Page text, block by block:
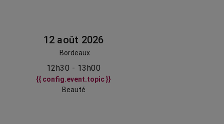
12 août 2026
Bordeaux
12h30 - 13h00
{{ config.event.topic }}
Beauté